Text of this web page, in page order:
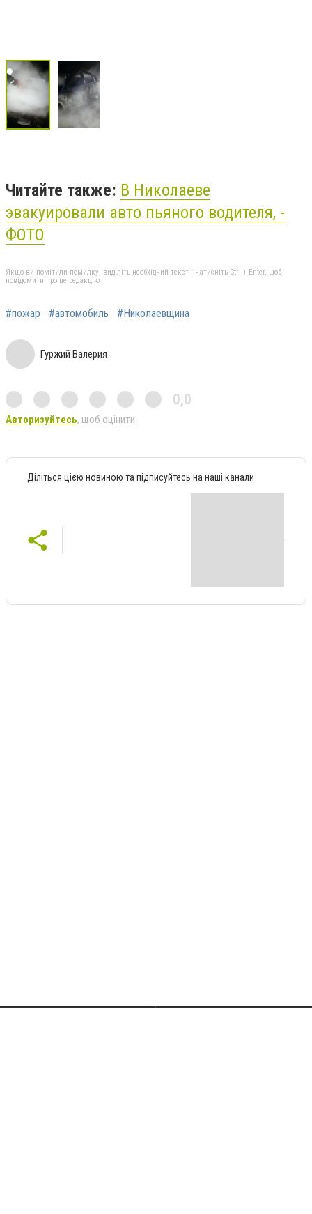
Читайте также: В Николаеве
эвакуировали авто пьяного водителя, -
ФОТО
Якщо ви помітили помилку, виділіть необхідний текст і натисніть Ctrl + Enter, щоб
повідомити про це редакцію
#пожар #автомобиль #Николаевщина
Гуржий Валерия
0,0
Авторизуйтесь, щоб оцінити
Діліться цією новиною та підписуйтесь на наші канали